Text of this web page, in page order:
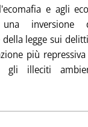
e agli
inversione
legge sui
più
gli illeciti